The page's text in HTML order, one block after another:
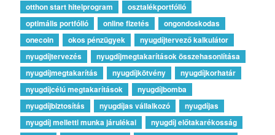
otthon start hitelprogram
osztalékportfólió
optimális portfólió
online fizetés
ongondoskodas
onecoin
okos pénzügyek
nyugdíjtervező kalkulátor
nyugdíjtervezés
nyugdíjmegtakarítások összehasonlítása
nyugdíjmegtakarítás
nyugdíjkötvény
nyugdíjkorhatár
nyugdíjcélú megtakarítások
nyugdíjbomba
nyugdíjbiztosítás
nyugdíjas vállalkozó
nyugdíjas
nyugdíj melletti munka járulékai
nyugdíj előtakarékosság